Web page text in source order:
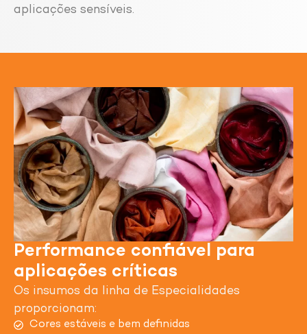
aplicações sensíveis.
Performance confiável para
aplicações críticas
Os insumos da linha de Especialidades
proporcionam:
Cores estáveis e bem definidas